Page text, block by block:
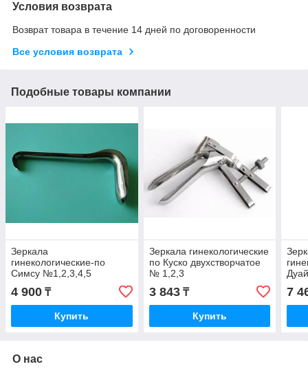
Условия возврата
Возврат товара в течение 14 дней по договоренности
Все условия возврата
Подобные товары компании
Зеркала
гинекологические-по
Симсу №1,2,3,4,5
4 900 ₸
Купить
Зеркала гинекологические
по Куско двухстворчатое
№ 1,2,3
3 843₸
Купить
7
О нас